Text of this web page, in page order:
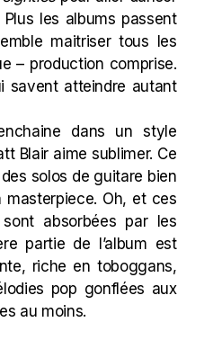
les albums passent
maitriser tous les
– production comprise.
savent atteindre autant
dans un style
Blair aime sublimer. Ce
solos de guitare bien
Oh, et ces
absorbées par les
partie de l’album est
riche en toboggans,
pop gonflées aux
au moins.